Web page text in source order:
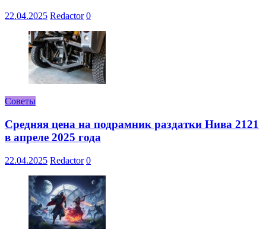
22.04.2025 Redactor 0
Советы
Средняя цена на подрамник раздатки Нива 2121
в апреле 2025 года
22.04.2025 Redactor 0